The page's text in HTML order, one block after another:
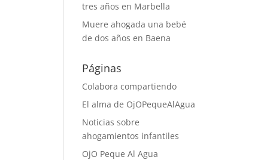
tres años en Marbella
Muere ahogada una bebé
de dos años en Baena
Páginas
Colabora compartiendo
El alma de OjOPequeAlAgua
Noticias sobre
ahogamientos infantiles
OjO Peque Al Agua